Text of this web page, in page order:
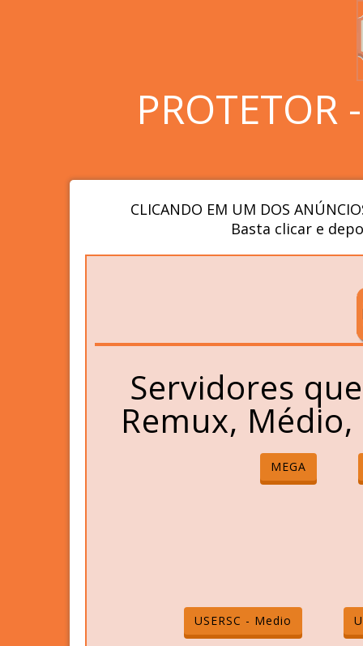
PROTETOR
CLICANDO EM UM DOS
Basta clicar e
Servidores
Remux,
MEGA
USERSC - Medio